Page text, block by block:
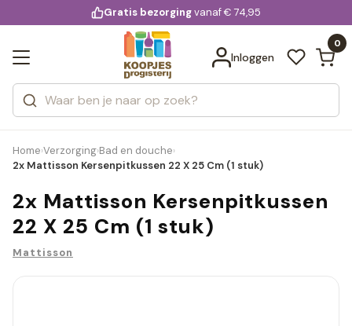
voor 20:00 uur besteld
Gratis bezorgingvanaf € 74,95
Inloggen
0
Zoeken
Categorieën
Merken
Bekijk alle resultaten
Home›Verzorging›Bad en douche›
2x Mattisson Kersenpitkussen 22 X 25 Cm (1 stuk)
2x Mattisson Kersenpitkussen
22 X 25 Cm (1 stuk)
Mattisson